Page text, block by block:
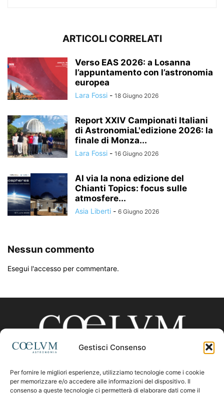
Gestisci Consenso
Per fornire le migliori esperienze, utilizziamo tecnologie come i cookie
per memorizzare e/o accedere alle informazioni del dispositivo. Il
consenso a queste tecnologie ci permetterà di elaborare dati come il
ARTICOLI CORRELATI
Verso EAS 2026: a Losanna
l’appuntamento con l’astronomia
europea
Lara Fossi - 18 Giugno 2026
Report XXIV Campionati Italiani
di AstronomiaL'edizione 2026: la
finale di Monza...
Lara Fossi - 16 Giugno 2026
Al via la nona edizione del
Chianti Topics: focus sulle
atmosfere...
Asia Liberti - 6 Giugno 2026
Nessun commento
Esegui l'accesso per commentare.
CHI SIAMO